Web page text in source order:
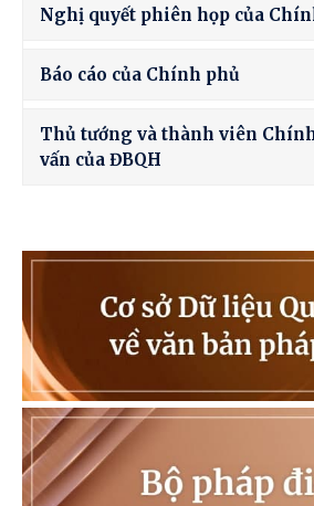
Nghị quyết phiên họp của
Báo cáo của Chính phủ
Thủ tướng và thành viên
vấn của ĐBQH